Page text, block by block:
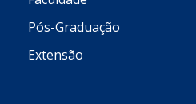
Pós-Graduação
Extensão